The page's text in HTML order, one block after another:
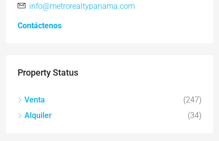
info@metrorealtypanama.com
Contáctenos
Property Status
Venta
(247)
Alquiler
(34)